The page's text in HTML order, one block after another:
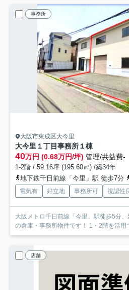
事務所
大阪市東成区大今里
大今里１丁目事務所１棟
40万円 (0.68万円/坪) 管理/共益費-
1-2階 / 59.16坪 (195.60㎡) /築34年
地下鉄千日前線「今里」駅 徒歩7分
電気有 好立地 事務所可 視認性
大阪メトロ千日前線「今里」駅徒歩5分
の倉庫・事務所物件です！ 1・2階を活用
店舗